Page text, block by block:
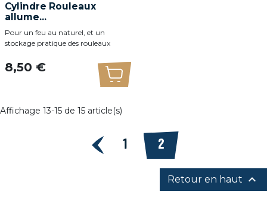
Cylindre Rouleaux
allume...
Pour un feu au naturel, et un
stockage pratique des rouleaux
Prix
8,50 €
Ajouter au panier
Affichage 13-15 de 15 article(s)
Précédent
1 2
Retour en haut 